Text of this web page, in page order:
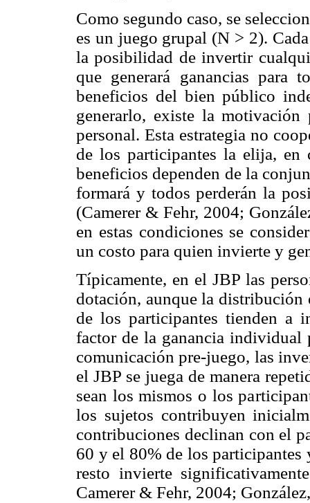
Como segundo caso, se
es un juego grupal (N > 2).
la posibilidad de invertir
que generará ganancias para
beneficios del bien público
generarlo, existe la
personal. Esta estrategia no
de los participantes la elija,
beneficios dependen de la
formará y todos perderán la
(Camerer & Fehr, 2004;
en estas condiciones se
un costo para quien invierte y
Típicamente, en el JBP las
dotación, aunque la distribución
de los participantes tienden a
factor de la ganancia individual
comunicación pre-juego, las
el JBP se juega de manera
sean los mismos o los
los sujetos contribuyen
contribuciones declinan con el
60 y el 80% de los
resto invierte
Camerer & Fehr, 2004;